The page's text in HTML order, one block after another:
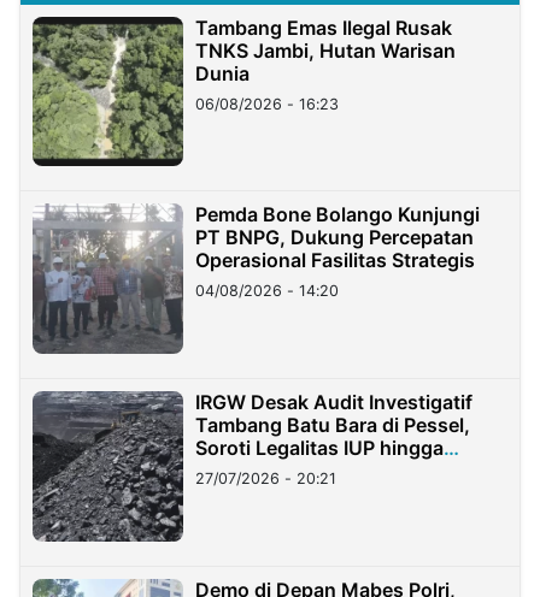
Tambang Emas Ilegal Rusak
TNKS Jambi, Hutan Warisan
Dunia
06/08/2026 - 16:23
Pemda Bone Bolango Kunjungi
PT BNPG, Dukung Percepatan
Operasional Fasilitas Strategis
04/08/2026 - 14:20
IRGW Desak Audit Investigatif
Tambang Batu Bara di Pessel,
Soroti Legalitas IUP hingga
Stockpile
27/07/2026 - 20:21
Demo di Depan Mabes Polri,